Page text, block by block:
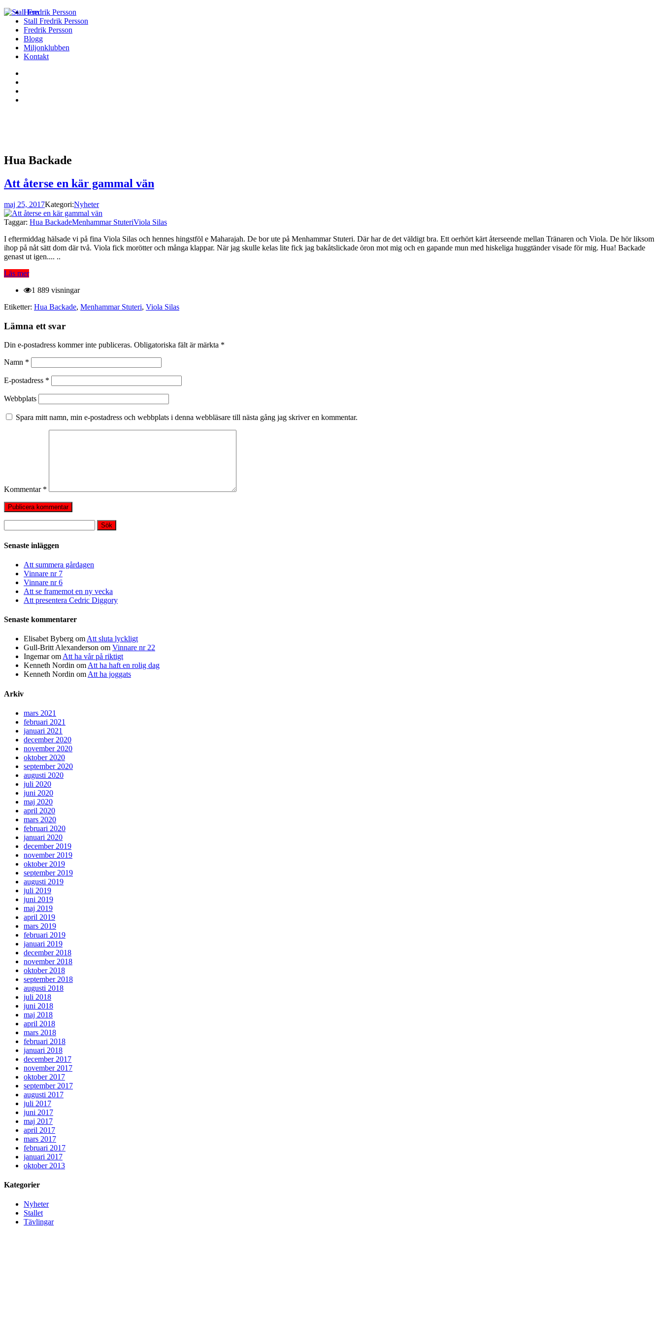
Hem
Stall Fredrik Persson
Fredrik Persson
Blogg
Miljonklubben
Kontakt
Hua Backade
Att återse en kär gammal vän
maj 25, 2017Kategori:Nyheter
Taggar: Hua BackadeMenhammar StuteriViola Silas
I eftermiddag hälsade vi på fina Viola Silas och hennes hingstföl e Maharajah. De bor ute på Menhammar Stuteri. Där har de det väldigt bra. Ett oerhört kärt återseende mellan Tränaren och Viola. De hör liksom
ihop på nåt sätt dom där två. Viola fick morötter och många klappar. När jag skulle kelas lite fick jag bakåtslickade öron mot mig och en gapande mun med hiskeliga huggtänder visade för mig. Hua! Backade
genast ut igen.... ..
Läs mer
1 889 visningar
Etiketter: Hua Backade, Menhammar Stuteri, Viola Silas
Lämna ett svar
Din e-postadress kommer inte publiceras. Obligatoriska fält är märkta *
Namn *
E-postadress *
Webbplats
Spara mitt namn, min e-postadress och webbplats i denna webbläsare till nästa gång jag skriver en kommentar.
Kommentar *
efter:
Senaste inläggen
Att summera gårdagen
Vinnare nr 7
Vinnare nr 6
Att se framemot en ny vecka
Att presentera Cedric Diggory
Senaste kommentarer
Elisabet Byberg om Att sluta lyckligt
Gull-Britt Alexanderson om Vinnare nr 22
Ingemarom Att ha vår på riktigt
Kenneth Nordin om Att ha haft en rolig dag
Kenneth Nordin om Att ha joggats
Arkiv
mars 2021
februari 2021
januari 2021
december 2020
november 2020
oktober 2020
september 2020
augusti 2020
juli 2020
juni 2020
maj 2020
april 2020
mars 2020
februari 2020
januari 2020
december 2019
november 2019
oktober 2019
september 2019
augusti 2019
juli 2019
juni 2019
maj 2019
april 2019
mars 2019
februari 2019
januari 2019
december 2018
november 2018
oktober 2018
september 2018
augusti 2018
juli 2018
juni 2018
maj 2018
april 2018
mars 2018
februari 2018
januari 2018
december 2017
november 2017
oktober 2017
september 2017
augusti 2017
juli 2017
juni 2017
maj 2017
april 2017
mars 2017
februari 2017
januari 2017
oktober 2013
Kategorier
Nyheter
Stallet
Tävlingar